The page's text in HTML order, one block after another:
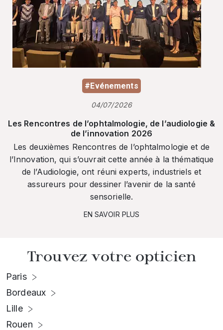
#Evénements
04/07/2026
Les Rencontres de l’ophtalmologie, de l’audiologie &
de l’innovation 2026
Les deuxièmes Rencontres de l’ophtalmologie et de
l’Innovation, qui s’ouvrait cette année à la thématique
de l’Audiologie, ont réuni experts, industriels et
assureurs pour dessiner l’avenir de la santé
sensorielle.
EN SAVOIR PLUS
Trouvez votre opticien
Paris
Bordeaux
Lille
Rouen